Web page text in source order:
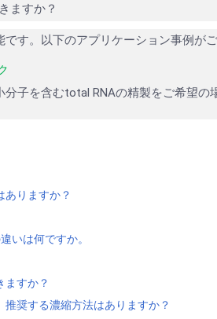
ますか？
す。以下のアプリケーション事例がご
子を含むtotal RNAの精製をご希望の
ありますか？
いは何ですか。
ますか？
奨する濃縮方法はありますか？